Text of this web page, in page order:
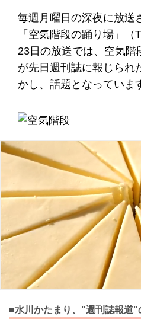
毎週月曜日の深夜に放送
「空気階段の踊り場」（
23日の放送では、空気階
が先日週刊誌に報じられ
かし、話題となっていま
■水川かたまり、"週刊誌報道"